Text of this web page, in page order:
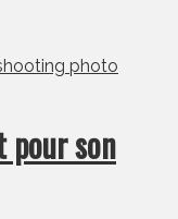
pour son